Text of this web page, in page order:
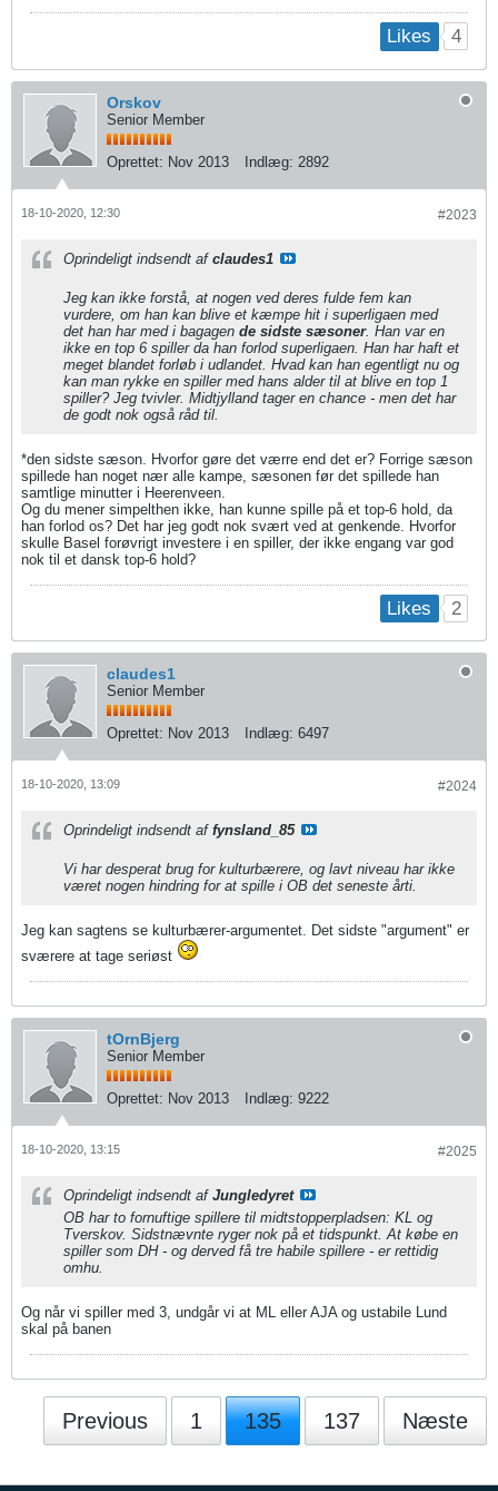
Likes 4
Orskov
Senior Member
Oprettet: Nov 2013 Indlæg: 2892
#2023
18-10-2020, 12:30
Oprindeligt indsendt af claudes1
Jeg kan ikke forstå, at nogen ved deres fulde fem kan
vurdere, om han kan blive et kæmpe hit i superligaen med
det han har med i bagagen de sidste sæsoner. Han var en
ikke en top 6 spiller da han forlod superligaen. Han har haft et
meget blandet forløb i udlandet. Hvad kan han egentligt nu og
kan man rykke en spiller med hans alder til at blive en top 1
spiller? Jeg tvivler. Midtjylland tager en chance - men det har
de godt nok også råd til.
*den sidste sæson. Hvorfor gøre det værre end det er? Forrige sæson
spillede han noget nær alle kampe, sæsonen før det spillede han
samtlige minutter i Heerenveen.
Og du mener simpelthen ikke, han kunne spille på et top-6 hold, da
han forlod os? Det har jeg godt nok svært ved at genkende. Hvorfor
skulle Basel forøvrigt investere i en spiller, der ikke engang var god
nok til et dansk top-6 hold?
Likes 2
claudes1
Senior Member
Oprettet: Nov 2013 Indlæg: 6497
#2024
18-10-2020, 13:09
Oprindeligt indsendt af fynsland_85
Vi har desperat brug for kulturbærere, og lavt niveau har ikke
været nogen hindring for at spille i OB det seneste årti.
Jeg kan sagtens se kulturbærer-argumentet. Det sidste "argument" er
sværere at tage seriøst
tOrnBjerg
Senior Member
Oprettet: Nov 2013 Indlæg: 9222
#2025
18-10-2020, 13:15
Oprindeligt indsendt af Jungledyret
OB har to fornuftige spillere til midtstopperpladsen: KL og
Tverskov. Sidstnævnte ryger nok på et tidspunkt. At købe en
spiller som DH - og derved få tre habile spillere - er rettidig
omhu.
Og når vi spiller med 3, undgår vi at ML eller AJA og ustabile Lund
skal på banen
Previous 1 135 137 Næste